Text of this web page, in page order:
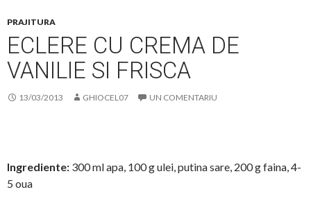
PRAJITURA
ECLERE CU CREMA DE
VANILIE SI FRISCA
13/03/2013 GHIOCEL07 UN COMENTARIU
Ingrediente: 300 ml apa, 100 g ulei, putina sare, 200 g faina, 4-
5 oua